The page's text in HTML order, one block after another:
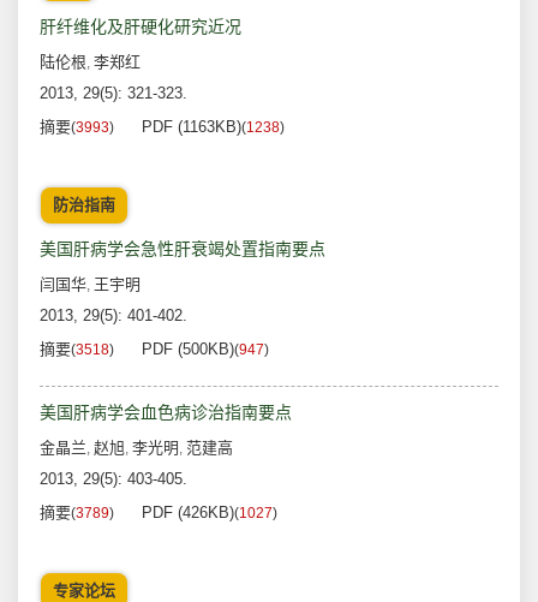
肝纤维化及肝硬化研究近况
陆伦根, 李郑红
2013, 29(5): 321-323.
摘要(3993) PDF (1163KB)(1238)
防治指南
美国肝病学会急性肝衰竭处置指南要点
闫国华, 王宇明
2013, 29(5): 401-402.
摘要(3518) PDF (500KB)(947)
美国肝病学会血色病诊治指南要点
金晶兰, 赵旭, 李光明 , 范建高
2013, 29(5): 403-405.
摘要(3789) PDF (426KB)(1027)
专家论坛